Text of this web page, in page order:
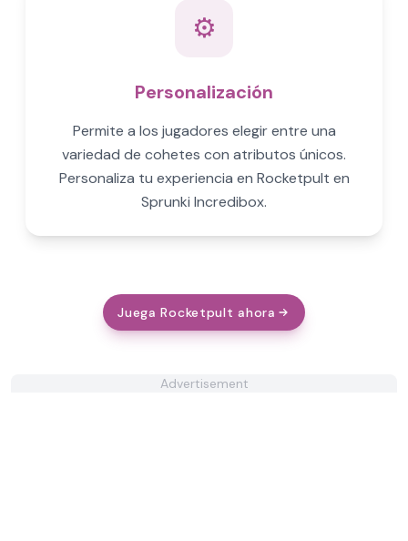
⚙️
Personalización
Permite a los jugadores elegir entre una
variedad de cohetes con atributos únicos.
Personaliza tu experiencia en Rocketpult en
Sprunki Incredibox.
Juega Rocketpult ahora
Advertisement